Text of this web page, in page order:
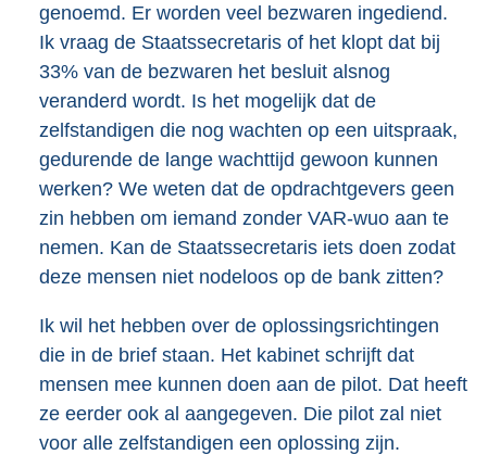
genoemd. Er worden veel bezwaren ingediend.
Ik vraag de Staatssecretaris of het klopt dat bij
33% van de bezwaren het besluit alsnog
veranderd wordt. Is het mogelijk dat de
zelfstandigen die nog wachten op een uitspraak,
gedurende de lange wachttijd gewoon kunnen
werken? We weten dat de opdrachtgevers geen
zin hebben om iemand zonder VAR-wuo aan te
nemen. Kan de Staatssecretaris iets doen zodat
deze mensen niet nodeloos op de bank zitten?
Ik wil het hebben over de oplossingsrichtingen
die in de brief staan. Het kabinet schrijft dat
mensen mee kunnen doen aan de pilot. Dat heeft
ze eerder ook al aangegeven. Die pilot zal niet
voor alle zelfstandigen een oplossing zijn.